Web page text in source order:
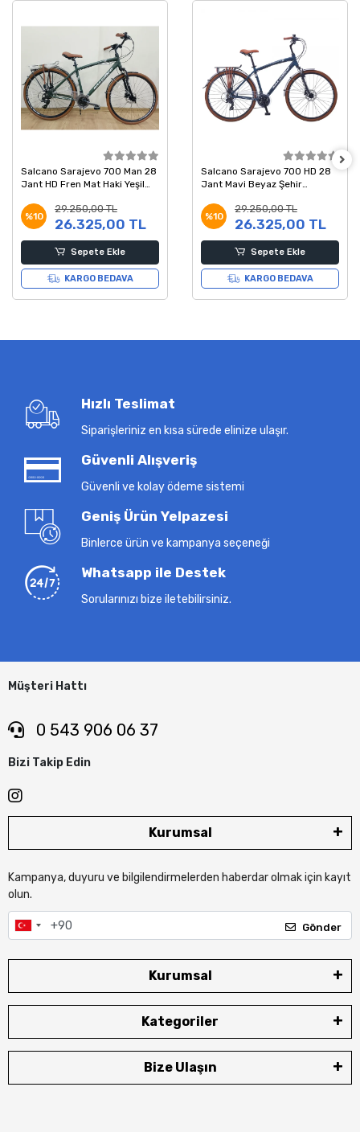
Salcano Sarajevo 700 Man 28
Jant HD Fren Mat Haki Yeşil
%10
29.250,00 TL
26.325,00 TL
Sepete Ekle
KARGO BEDAVA
Salcano Sarajevo 700 HD 28
Jant Mavi Beyaz Şehir
%10
29.250,00 TL
26.325,00 TL
Sepete Ekle
KARGO BEDAVA
Hızlı Teslimat
Siparişleriniz en kısa sürede elinize ulaşır.
Güvenli Alışveriş
Güvenli ve kolay ödeme sistemi
Geniş Ürün Yelpazesi
Binlerce ürün ve kampanya seçeneği
Whatsapp ile Destek
Sorularınızı bize iletebilirsiniz.
Müşteri Hattı
0 543 906 06 37
Bizi Takip Edin
Kurumsal
Kampanya, duyuru ve bilgilendirmelerden haberdar olmak için kayıt
olun.
Gönder
Kurumsal
Kategoriler
Bize Ulaşın